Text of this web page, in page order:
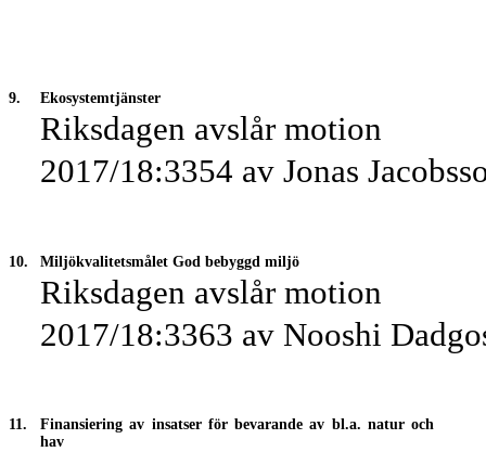
9. Ekosystemtjänster
Riksdagen avslår motion
2017/18:3354 av Jonas
10. Miljökvalitetsmålet God bebyggd miljö
Riksdagen avslår motion
2017/18:3363 av Nooshi
11.
Finansiering av insatser för bevarande av bl.a. natur och
hav